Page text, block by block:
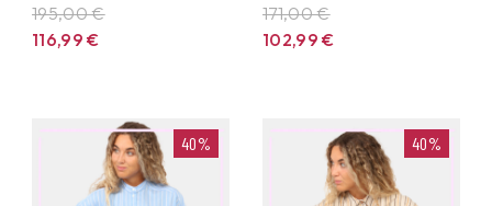
195,00 €
116,99€
171,00 €
102,99€
40% 40%